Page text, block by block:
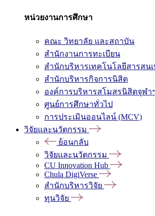
หน่วยงานการศึกษา
คณะ วิทยาลัย และสถาบัน
สำนักงานการทะเบียน
สำนักบริหารเทคโนโลยีสารสน
สำนักบริหารกิจการนิสิต
องค์การบริหารสโมสรนิสิตจุฬา
ศูนย์การศึกษาทั่วไป
การประเมินออนไลน์ (MCV)
วิจัยและนวัตกรรม
ย้อนกลับ
วิจัยและนวัตกรรม
CU Innovation Hub
Chula DigiVerse
สำนักบริหารวิจัย
ทุนวิจัย